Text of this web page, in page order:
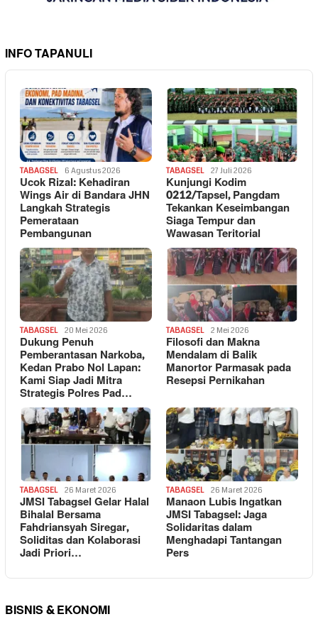
INFO TAPANULI
TABAGSEL 6 Agustus 2026
Ucok Rizal: Kehadiran
Wings Air di Bandara JHN
Langkah Strategis
Pemerataan
Pembangunan
TABAGSEL 27 Juli 2026
Kunjungi Kodim
0212/Tapsel, Pangdam
Tekankan Keseimbangan
Siaga Tempur dan
Wawasan Teritorial
TABAGSEL 20 Mei 2026
Dukung Penuh
Pemberantasan Narkoba,
Kedan Prabo Nol Lapan:
Kami Siap Jadi Mitra
Strategis Polres Pad…
TABAGSEL 2 Mei 2026
Filosofi dan Makna
Mendalam di Balik
Manortor Parmasak pada
Resepsi Pernikahan
TABAGSEL 26 Maret 2026
JMSI Tabagsel Gelar Halal
Bihalal Bersama
Fahdriansyah Siregar,
Soliditas dan Kolaborasi
Jadi Priori…
TABAGSEL 26 Maret 2026
Manaon Lubis Ingatkan
JMSI Tabagsel: Jaga
Solidaritas dalam
Menghadapi Tantangan
Pers
BISNIS & EKONOMI